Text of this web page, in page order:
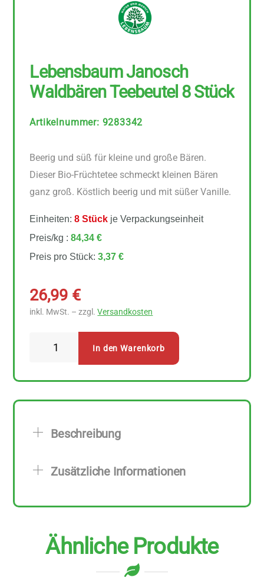
Lebensbaum Janosch
Waldbären Teebeutel 8 Stück
Artikelnummer: 9283342
Beerig und süß für kleine und große Bären.
Dieser Bio-Früchtetee schmeckt kleinen Bären
ganz groß. Köstlich beerig und mit süßer Vanille.
Einheiten:8 Stück je Verpackungseinheit
Preis/kg :84,34 €
Preis pro Stück:3,37 €
26,99 €
inkl. MwSt. – zzgl.Versandkosten
Stück
In den Warenkorb
Beschreibung
Zusätzliche Informationen
Ähnliche Produkte